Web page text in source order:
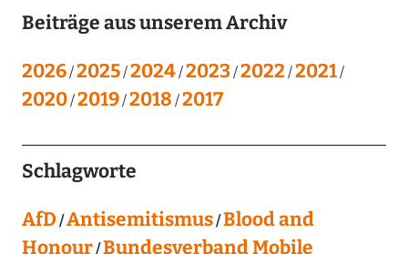
Beiträge aus unserem Archiv
2026 2025 2024 2023 2022 2021
2020 2019 2018 2017
Schlagworte
AfD Antisemitismus Blood and
Honour Bundesverband Mobile